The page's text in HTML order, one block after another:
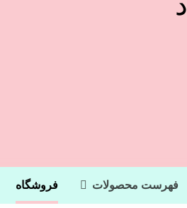
فهرست محصولات فروشگاه